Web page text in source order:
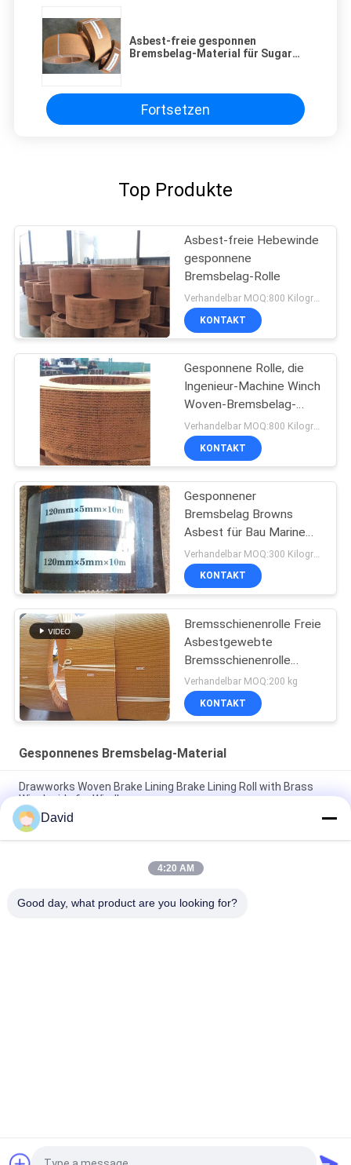
Asbest-freie gesponnen
Bremsbelag-Material für Sugar
Fortsetzen
Top Produkte
Asbest-freie Hebewinde
gesponnene
Bremsbelag-Rolle
KONTAKT
Gesponnene Rolle, die
Ingenieur-Machine Winch
Woven-Bremsbelag-
materielles Bremsband
zeichnet
KONTAKT
Gesponnener
Bremsbelag Browns
Asbest für Bau Marine
Machinery
KONTAKT
Bremsschienenrolle Freie
Asbestgewebte
Bremsschienenrolle
Bremsschienenrolle
Verhandelbar MOQ:200 kg
KONTAKT
Gesponnenes Bremsbelag-Material
Drawworks Woven Brake Lining Brake Lining Roll with Brass
Wire Inside for Windlass
Anlegeschleife Gewebte Bremsbeläge Automobilbremsbeläge
Material mit Messing
Zusammengestelltes nicht aus Asbest gewebtes
David
4:20 AM
Good day, what product are you looking for?